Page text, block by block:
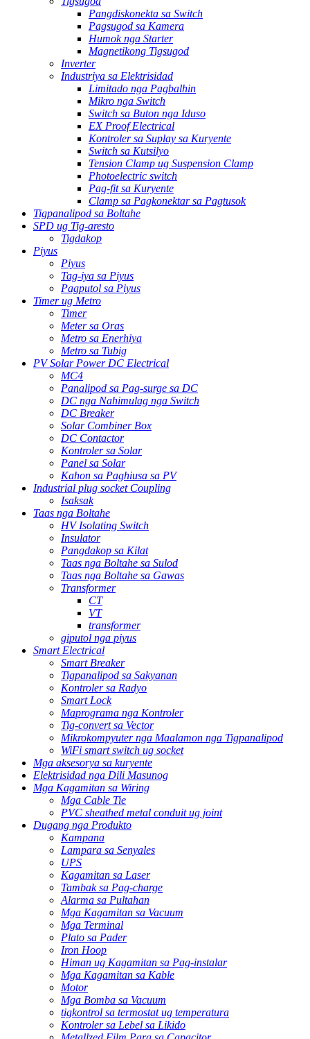
Pangdiskonekta sa Switch
Pagsugod sa Kamera
Humok nga Starter
Magnetikong Tigsugod
Inverter
Industriya sa Elektrisidad
Limitado nga Pagbalhin
Mikro nga Switch
Switch sa Buton nga Iduso
EX Proof Electrical
Kontroler sa Suplay sa Kuryente
Switch sa Kutsilyo
Tension Clamp ug Suspension Clamp
Photoelectric switch
Pag-fit sa Kuryente
Clamp sa Pagkonektar sa Pagtusok
Tigpanalipod sa Boltahe
SPD ug Tig-aresto
Tigdakop
Piyus
Piyus
Tag-iya sa Piyus
Pagputol sa Piyus
Timer ug Metro
Timer
Meter sa Oras
Metro sa Enerhiya
Metro sa Tubig
PV Solar Power DC Electrical
MC4
Panalipod sa Pag-surge sa DC
DC nga Nahimulag nga Switch
DC Breaker
Solar Combiner Box
DC Contactor
Kontroler sa Solar
Panel sa Solar
Kahon sa Paghiusa sa PV
Industrial plug socket Coupling
Isaksak
Taas nga Boltahe
HV Isolating Switch
Insulator
Pangdakop sa Kilat
Taas nga Boltahe sa Sulod
Taas nga Boltahe sa Gawas
Transformer
CT
VT
transformer
giputol nga piyus
Smart Electrical
Smart Breaker
Tigpanalipod sa Sakyanan
Kontroler sa Radyo
Smart Lock
Maprograma nga Kontroler
Tig-convert sa Vector
Mikrokompyuter nga Maalamon nga Tigpanalipod
WiFi smart switch ug socket
Mga aksesorya sa kuryente
Elektrisidad nga Dili Masunog
Mga Kagamitan sa Wiring
Mga Cable Tie
PVC sheathed metal conduit ug joint
Dugang nga Produkto
Kampana
Lampara sa Senyales
UPS
Kagamitan sa Laser
Tambak sa Pag-charge
Alarma sa Pultahan
Mga Kagamitan sa Vacuum
Mga Terminal
Plato sa Pader
Iron Hoop
Himan ug Kagamitan sa Pag-instalar
Mga Kagamitan sa Kable
Motor
Mga Bomba sa Vacuum
tigkontrol sa termostat ug temperatura
Kontroler sa Lebel sa Likido